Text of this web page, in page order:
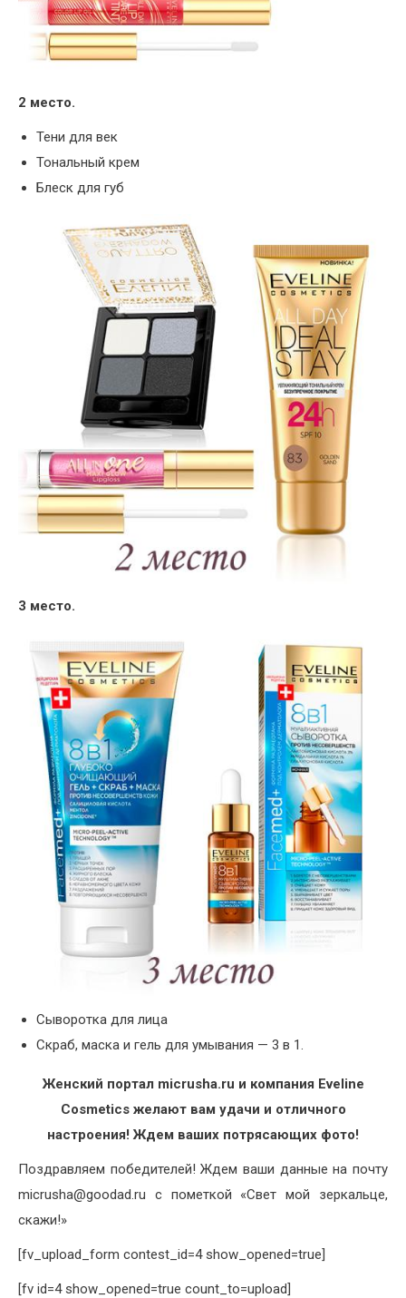
2 место.
Тени для век
Тональный крем
Блеск для губ
3 место.
Сыворотка для лица
Скраб, маска и гель для умывания — 3 в 1.
Женский портал micrusha.ru и компания Eveline
Cosmetics желают вам удачи и отличного
настроения! Ждем ваших потрясающих фото!
Поздравляем победителей! Ждем ваши данные на почту
micrusha@goodad.ru c пометкой «Свет мой зеркальце,
скажи!»
[fv_upload_form contest_id=4 show_opened=true]
[fv id=4 show_opened=true count_to=upload]